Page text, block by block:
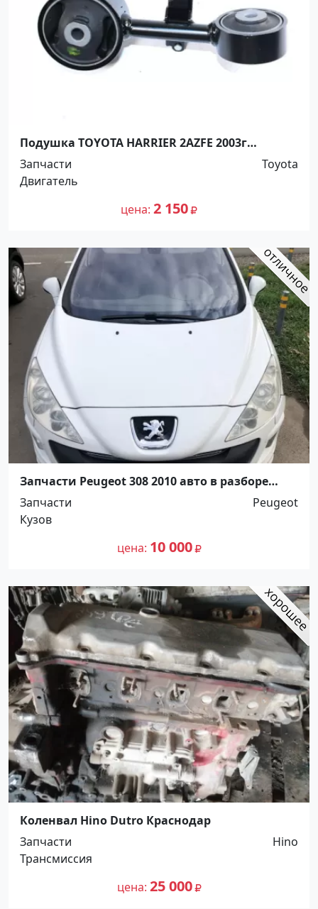
Подушка TOYOTA HARRIER 2AZFE 2003г
Краснодар
Запчасти
Toyota
Двигатель
цена 2 150
Запчасти Peugeot 308 2010 авто в разборе
Краснодар
Запчасти
Peugeot
Кузов
цена 10 000
Коленвал Hino Dutro Краснодар
Запчасти
Hino
Трансмиссия
цена 25 000